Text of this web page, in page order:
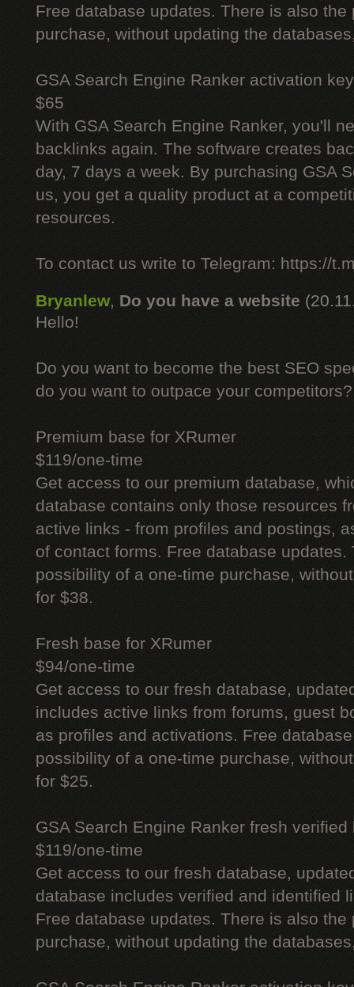
Free database updates. There is also
purchase, without updating the
GSA Search Engine Ranker activation key
$65
With GSA Search Engine Ranker, you'll
backlinks again. The software creates
day, 7 days a week. By purchasing GSA
us, you get a quality product at a
resources.
To contact us write to Telegram: https://
Bryanlew, Do you have a website
Hello!
Do you want to become the best SEO
do you want to outpace your competitors?
Premium base for XRumer
$119/one-time
Get access to our premium database,
database contains only those resources
active links - from profiles and postings,
of contact forms. Free database updates.
possibility of a one-time purchase,
for $38.
Fresh base for XRumer
$94/one-time
Get access to our fresh database,
includes active links from forums, guest
as profiles and activations. Free
possibility of a one-time purchase,
for $25.
GSA Search Engine Ranker fresh verified
$119/one-time
Get access to our fresh database,
database includes verified and identified
Free database updates. There is also
purchase, without updating the